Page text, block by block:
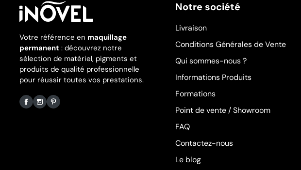
Votre référence en maquillage
permanent : découvrez notre
sélection de matériel, pigments et
produits de qualité professionnelle
pour réussir toutes vos prestations.
Facebook
Instagram
Pinterest
Notre société
Livraison
Conditions Générales de Vente
Qui sommes-nous ?
Informations Produits
Formations
Point de vente / Showroom
FAQ
Contactez-nous
Le blog